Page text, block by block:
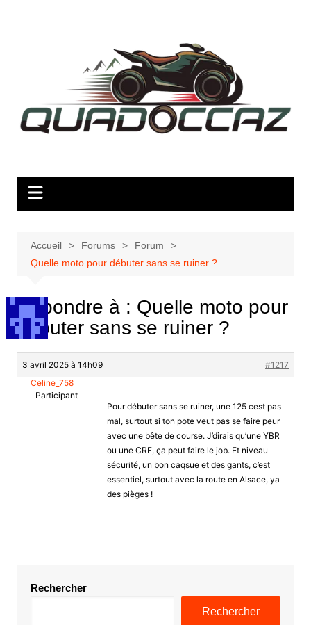
Accueil Forums
Forum
Quelle moto pour débuter sans se ruiner ?
Répondre à : Quelle moto pour
débuter sans se ruiner ?
3 avril 2025 à 14h09
#1217
Celine_758
Participant
Pour débuter sans se ruiner, une 125 cest pas
mal, surtout si ton pote veut pas se faire peur
avec une bête de course. J’dirais qu’une YBR
ou une CRF, ça peut faire le job. Et niveau
sécurité, un bon caqsue et des gants, c’est
essentiel, surtout avec la route en Alsace, ya
des pièges !
Rechercher
Rechercher